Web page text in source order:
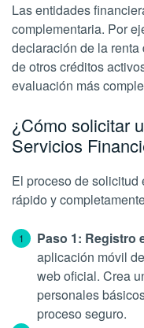
Las entidades
complementaria. Por
declaración de la
de otros créditos
evaluación más
¿Cómo solicitar
Servicios
El proceso de
rápido y
Paso 1: Registro
aplicación móvil
web oficial. Crea
personales
proceso seguro.